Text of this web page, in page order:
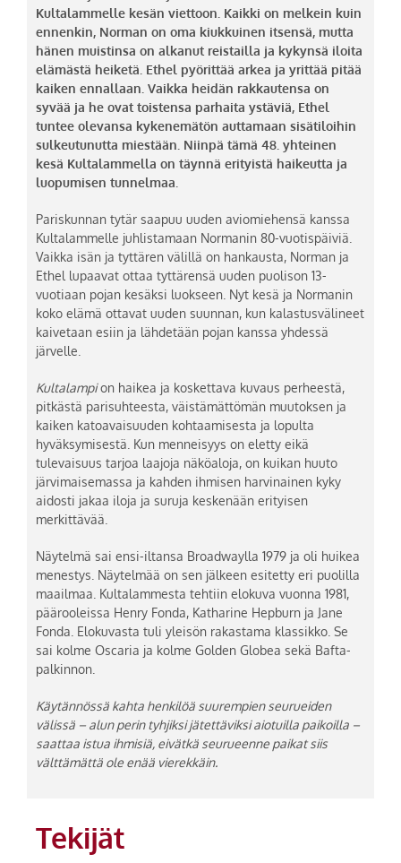
Kultalammelle kesän viettoon. Kaikki on melkein kuin
ennenkin, Norman on oma kiukkuinen itsensä, mutta
hänen muistinsa on alkanut reistailla ja kykynsä iloita
elämästä heiketä. Ethel pyörittää arkea ja yrittää pitää
kaiken ennallaan. Vaikka heidän rakkautensa on
syvää ja he ovat toistensa parhaita ystäviä, Ethel
tuntee olevansa kykenemätön auttamaan sisätiloihin
sulkeutunutta miestään. Niinpä tämä 48. yhteinen
kesä Kultalammella on täynnä erityistä haikeutta ja
luopumisen tunnelmaa.
Pariskunnan tytär saapuu uuden aviomiehensä kanssa
Kultalammelle juhlistamaan Normanin 80-vuotispäiviä.
Vaikka isän ja tyttären välillä on hankausta, Norman ja
Ethel lupaavat ottaa tyttärensä uuden puolison 13-
vuotiaan pojan kesäksi luokseen. Nyt kesä ja Normanin
koko elämä ottavat uuden suunnan, kun kalastusvälineet
kaivetaan esiin ja lähdetään pojan kanssa yhdessä
järvelle.
Kultalampion haikea ja koskettava kuvaus perheestä,
pitkästä parisuhteesta, väistämättömän muutoksen ja
kaiken katoavaisuuden kohtaamisesta ja lopulta
hyväksymisestä. Kun menneisyys on eletty eikä
tulevaisuus tarjoa laajoja näköaloja, on kuikan huuto
järvimaisemassa ja kahden ihmisen harvinainen kyky
aidosti jakaa iloja ja suruja keskenään erityisen
merkittävää.
Näytelmä sai ensi-iltansa Broadwaylla 1979 ja oli huikea
menestys. Näytelmää on sen jälkeen esitetty eri puolilla
maailmaa. Kultalammesta tehtiin elokuva vuonna 1981,
päärooleissa Henry Fonda, Katharine Hepburn ja Jane
Fonda. Elokuvasta tuli yleisön rakastama klassikko. Se
sai kolme Oscaria ja kolme Golden Globea sekä Bafta-
palkinnon.
Käytännössä kahta henkilöä suurempien seurueiden
välissä – alun perin tyhjiksi jätettäviksi aiotuilla paikoilla –
saattaa istua ihmisiä, eivätkä seurueenne paikat siis
välttämättä ole enää vierekkäin.
Tekijät